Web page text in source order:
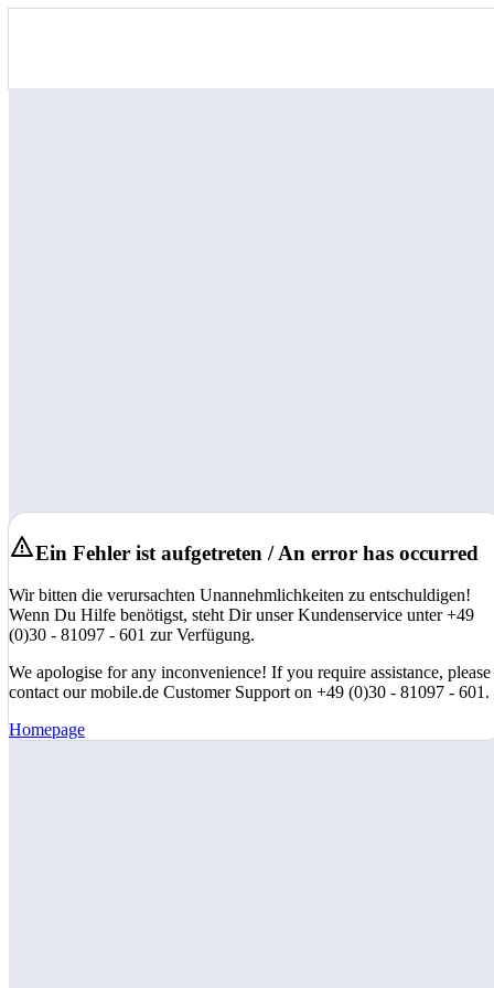
Ein Fehler ist aufgetreten / An error has occurred
Wir bitten die verursachten Unannehmlichkeiten zu entschuldigen!
Wenn Du Hilfe benötigst, steht Dir unser Kundenservice unter +49
(0)30 - 81097 - 601 zur Verfügung.
We apologise for any inconvenience! If you require assistance, please
contact our mobile.de Customer Support on +49 (0)30 - 81097 - 601.
Homepage